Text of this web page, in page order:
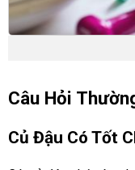
Câu Hỏi
Củ Đậu Có Tốt